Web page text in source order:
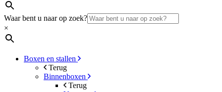
Waar bent u naar op zoek?
×
Boxen en stallen
Terug
Binnenboxen
Terug